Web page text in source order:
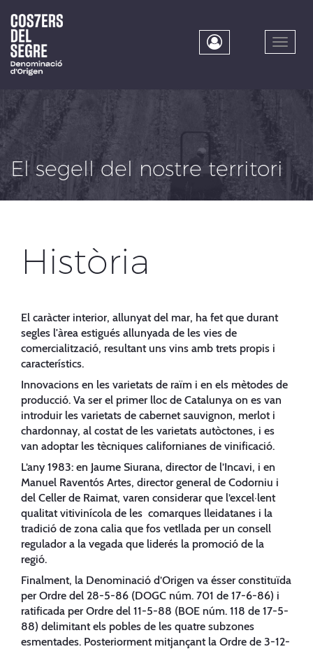
main
content
Toggle
El segell del nostre territori
Història
El caràcter interior, allunyat del mar, ha fet que durant
segles l'àrea estigués allunyada de les vies de
comercialització, resultant uns vins amb trets propis i
característics.
Innovacions en les varietats de raïm i en els mètodes de
producció. Va ser el primer lloc de Catalunya on es van
introduir les varietats de cabernet sauvignon, merlot i
chardonnay, al costat de les varietats autòctones, i es
van adoptar les tècniques californianes de vinificació.
L’any 1983: en Jaume Siurana, director de l’Incavi, i en
Manuel Raventós Artes, director general de Codorniu i
del Celler de Raimat, varen considerar que l’excel·lent
qualitat vitivinícola de les comarques lleidatanes i la
tradició de zona calia que fos vetllada per un consell
regulador a la vegada que liderés la promoció de la
regió.
Finalment, la Denominació d’Origen va ésser constituïda
per Ordre del 28-5-86 (DOGC núm. 701 de 17-6-86) i
ratificada per Ordre del 11-5-88 (BOE núm. 118 de 17-5-
88) delimitant els pobles de les quatre subzones
esmentades. Posteriorment mitjançant la Ordre de 3-12-